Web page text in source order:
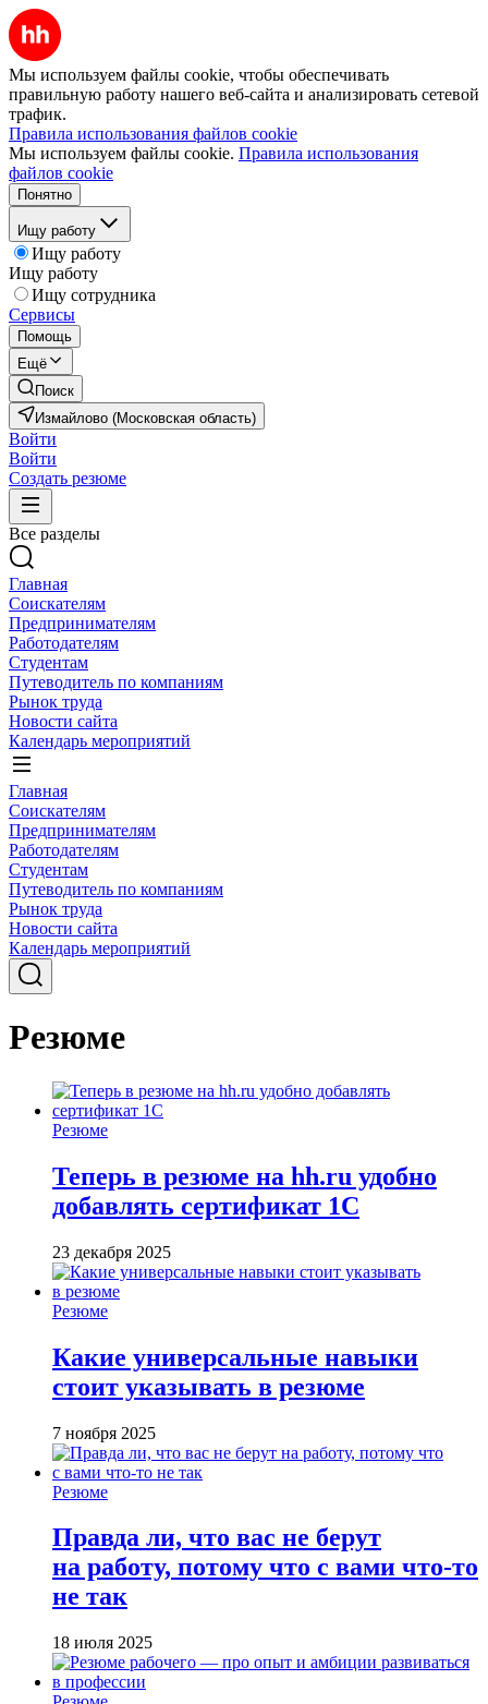
Мы используем файлы cookie, чтобы обеспечивать
правильную работу нашего веб-сайта и анализировать сетевой
трафик.
Правила использования файлов cookie
Мы используем файлы cookie. Правила использования
файлов cookie
Понятно
Ищу работу
Ищу работу
Ищу работу
Ищу сотрудника
Сервисы
Помощь
Ещё
Поиск
Измайлово (Московская область)
Войти
Войти
Создать резюме
Все разделы
Главная
Соискателям
Предпринимателям
Работодателям
Студентам
Путеводитель по компаниям
Рынок труда
Новости сайта
Календарь мероприятий
Главная
Соискателям
Предпринимателям
Работодателям
Студентам
Путеводитель по компаниям
Рынок труда
Новости сайта
Календарь мероприятий
Резюме
Резюме
Теперь в резюме на hh.ru удобно
добавлять сертификат 1С
23 декабря 2025
Резюме
Какие универсальные навыки
стоит указывать в резюме
7 ноября 2025
Резюме
Правда ли, что вас не берут
на работу, потому что с вами что-то
не так
18 июля 2025